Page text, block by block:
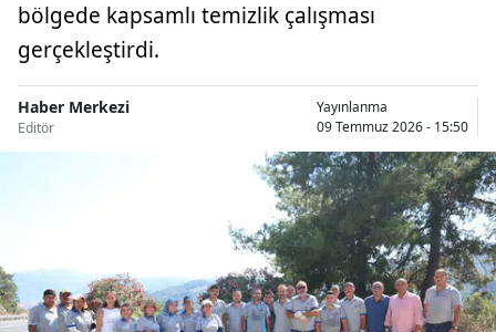
bölgede kapsamlı temizlik çalışması
gerçekleştirdi.
Haber Merkezi
Editör
Yayınlanma
09 Temmuz 2026 - 15:50